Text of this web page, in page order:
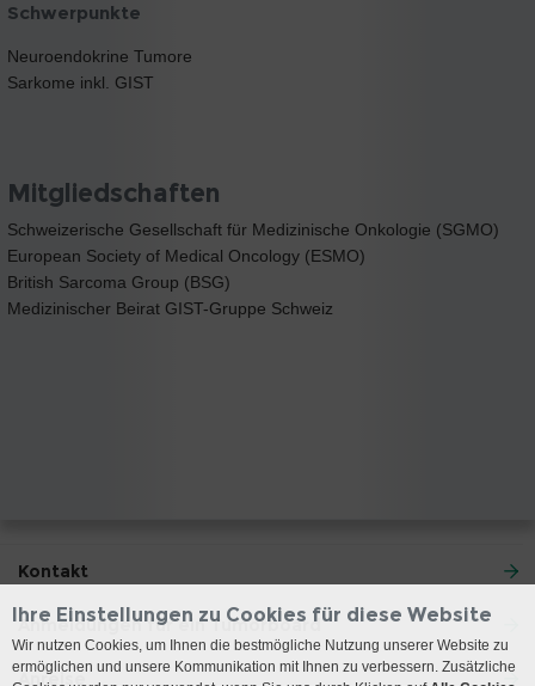
Schwerpunkte
Neuroendokrine Tumore
Sarkome inkl. GIST
Mitgliedschaften
Schweizerische Gesellschaft für Medizinische Onkologie (SGMO)
European Society of Medical Oncology (ESMO)
British Sarcoma Group (BSG)
Medizinischer Beirat GIST-Gruppe Schweiz
Kontakt
Anmeldungen für ein Tumorboard
Anreise
Ihre Einstellungen zu Cookies für diese Website
Wir nutzen Cookies, um Ihnen die bestmögliche Nutzung unserer Website zu
ermöglichen und unsere Kommunikation mit Ihnen zu verbessern. Zusätzliche